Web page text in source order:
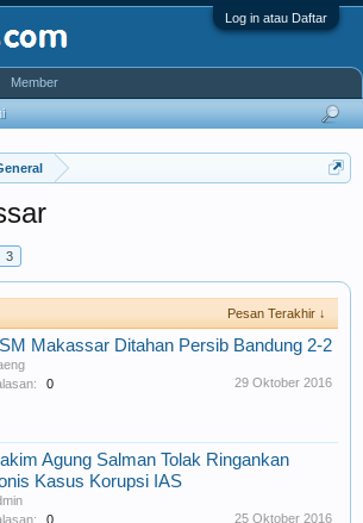
Log in atau Daftar
3
Pesan Terakhir ↓
Makassar Ditahan Persib Bandung 2-2
0 29 Oktober 2016
Agung Salman Tolak Ringankan
Kasus Korupsi IAS
0 25 Oktober 2016
Member